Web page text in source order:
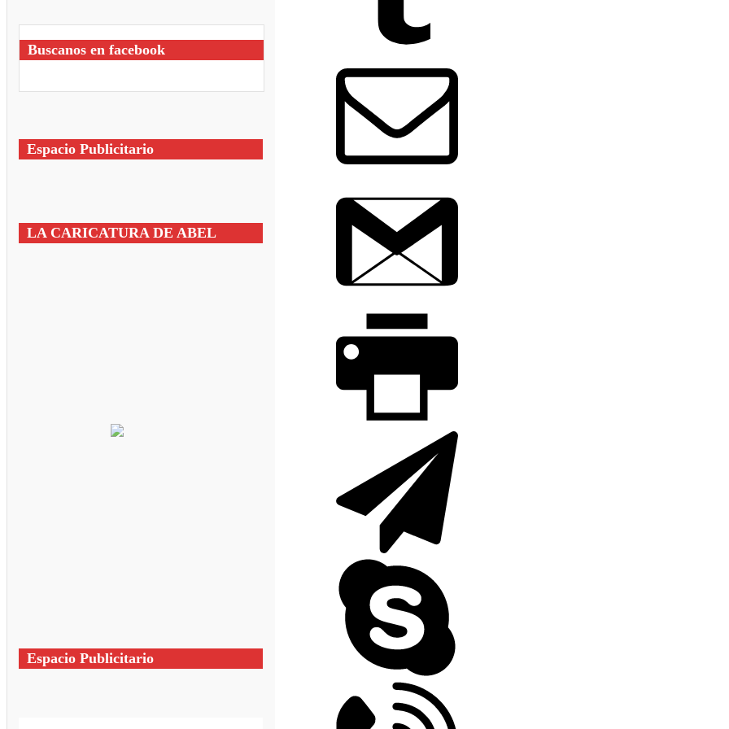
Buscanos en facebook
Espacio Publicitario
LA CARICATURA DE ABEL
Espacio Publicitario